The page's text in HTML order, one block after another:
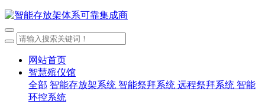
网站首页
智慧殡仪馆
全部 智能存放架系统 智能祭拜系统 远程祭拜系统 智能
环控系统